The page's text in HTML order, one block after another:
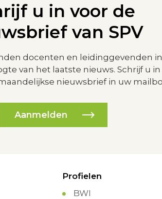
u in voor de
van SPV
docenten en leidinggevenden
van het laatste nieuws. Schrijf u in
nieuwsbrief in uw
Aanmelden
Profielen
BWI